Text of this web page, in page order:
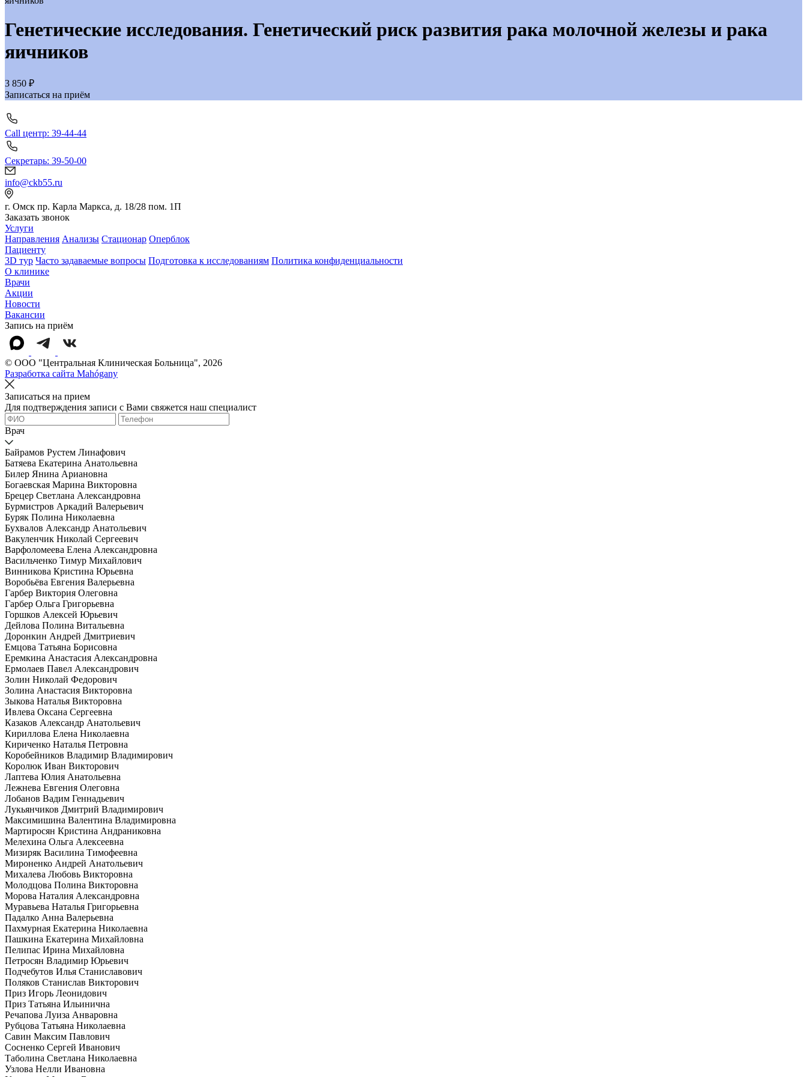
Генетические исследования. Генетический риск развития рака молочной железы и рака
яичников
3 850 ₽
Записаться на приём
Call центр: 39-44-44
Секретарь: 39-50-00
info@ckb55.ru
г. Омск пр. Карла Маркса, д. 18/28 пом. 1П
Заказать звонок
Услуги
Направления Анализы Стационар Оперблок
Пациенту
3D тур Часто задаваемые вопросы Подготовка к исследованиям Политика конфиденциальности
О клинике
Врачи
Акции
Новости
Вакансии
Запись на приём
© OOO "Центральная Клиническая Больница", 2026
Разработка сайта Mahógany
Записаться на прием
Для подтверждения записи с Вами свяжется наш специалист
Врач
Байрамов Рустем Линафович
Батяева Екатерина Анатольевна
Билер Янина Ариановна
Богаевская Марина Викторовна
Брецер Светлана Александровна
Бурмистров Аркадий Валерьевич
Буряк Полина Николаевна
Бухвалов Александр Анатольевич
Вакуленчик Николай Сергеевич
Варфоломеева Елена Александровна
Васильченко Тимур Михайлович
Винникова Кристина Юрьевна
Воробьёва Евгения Валерьевна
Гарбер Виктория Олеговна
Гарбер Ольга Григорьевна
Горшков Алексей Юрьевич
Дейлова Полина Витальевна
Доронкин Андрей Дмитриевич
Емцова Татьяна Борисовна
Еремкина Анастасия Александровна
Ермолаев Павел Александрович
Золин Николай Федорович
Золина Анастасия Викторовна
Зыкова Наталья Викторовна
Ивлева Оксана Сергеевна
Казаков Александр Анатольевич
Кириллова Елена Николаевна
Кириченко Наталья Петровна
Коробейников Владимир Владимирович
Королюк Иван Викторович
Лаптева Юлия Анатольевна
Лежнева Евгения Олеговна
Лобанов Вадим Геннадьевич
Лукьянчиков Дмитрий Владимирович
Максимишина Валентина Владимировна
Мартиросян Кристина Андраниковна
Мелехина Ольга Алексеевна
Мизиряк Василина Тимофеевна
Мироненко Андрей Анатольевич
Михалева Любовь Викторовна
Молодцова Полина Викторовна
Морова Наталия Александровна
Муравьева Наталья Григорьевна
Падалко Анна Валерьевна
Пахмурная Екатерина Николаевна
Пашкина Екатерина Михайловна
Пелипас Ирина Михайловна
Петросян Владимир Юрьевич
Подчебутов Илья Станиславович
Поляков Станислав Викторович
Приз Игорь Леонидович
Приз Татьяна Ильинична
Речапова Луиза Анваровна
Рубцова Татьяна Николаевна
Савин Максим Павлович
Сосненко Сергей Иванович
Таболина Светлана Николаевна
Узлова Нелли Ивановна